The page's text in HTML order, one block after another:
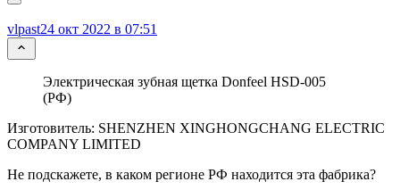
vlpast24 окт 2022 в 07:51
Электрическая зубная щетка Donfeel HSD-005
(РФ)
Изготовитель: SHENZHEN XINGHONGCHANG ELECTRIC
COMPANY LIMITED
Не подскажете, в каком регионе РФ находится эта фабрика?